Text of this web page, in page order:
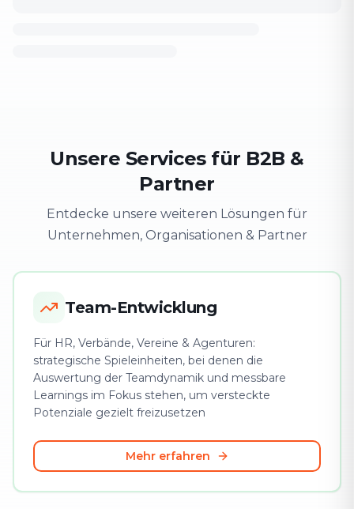
Unsere Services für B2B &
Partner
Entdecke unsere weiteren Lösungen für
Unternehmen, Organisationen & Partner
Team-Entwicklung
Für HR, Verbände, Vereine & Agenturen:
strategische Spieleinheiten, bei denen die
Auswertung der Teamdynamik und messbare
Learnings im Fokus stehen, um versteckte
Potenziale gezielt freizusetzen
Mehr erfahren